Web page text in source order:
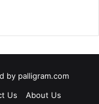
by palligram.com
Us About Us